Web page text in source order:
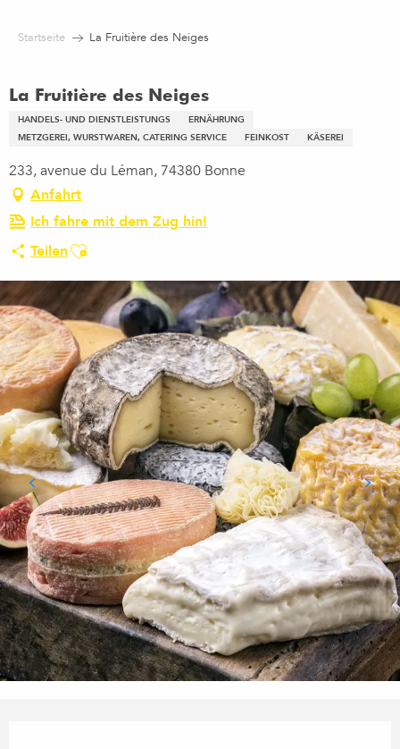
Startseite La Fruitière des Neiges
La Fruitière des Neiges
HANDELS- UND DIENSTLEISTUNGS
ERNÄHRUNG
METZGEREI, WURSTWAREN, CATERING SERVICE
FEINKOST KÄSEREI
233, avenue du Léman, 74380 Bonne
Anfahrt
Ich fahre mit dem Zug hin!
TeilenAjouter aux favoris